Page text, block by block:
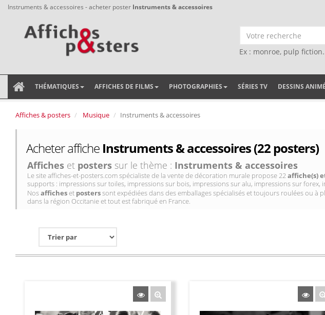
Instruments & accessoires - acheter poster Instruments & accessoires
Ex : monroe, pulp
THÉMATIQUES AFFICHES DE FILMS PHOTOGRAPHIES SÉRIES TV DESSINS
Affiches & posters Musique Instruments & accessoires
Acheter affiche Instruments & accessoires (22 posters)
Affiches et posters sur le thème : Instruments & accessoires
Le site affiches-et-posters.com spécialiste de la vente de décoration murale propose 22affiche(s)
supports : impressions sur toiles, impressions sur bois, impressions sur alu, impressions sur forex,
Nosafficheset posterssont expédiées dans des emballages spécialisés et toujours roulées ou
dans la région Occitanie et tout est fabriqué en France.